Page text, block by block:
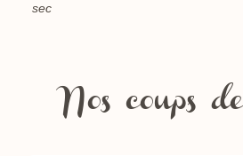
sec
Nos coups